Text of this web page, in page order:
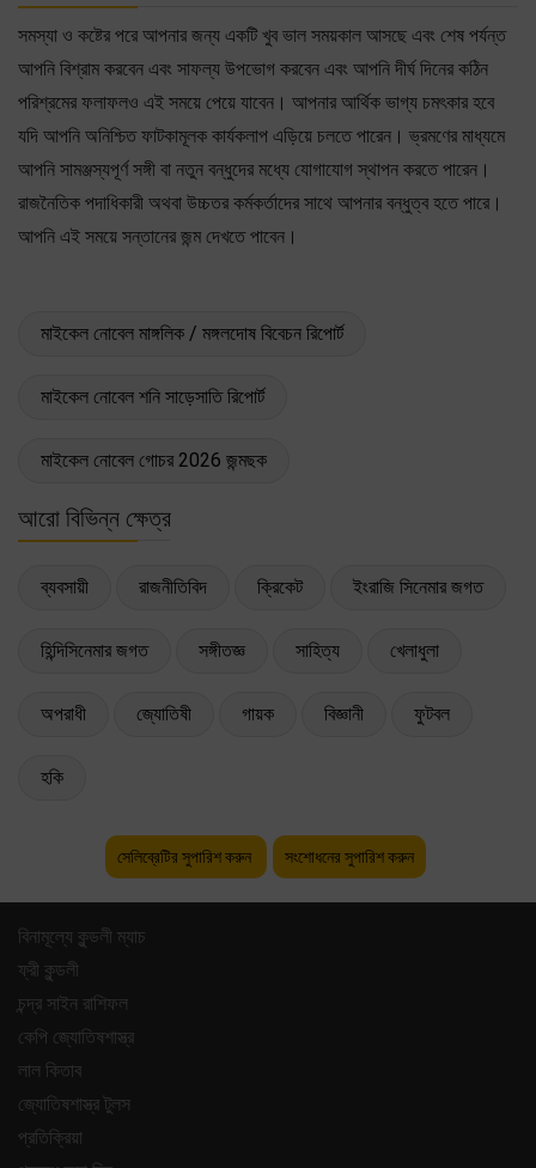
সমস্যা ও কষ্টের পরে আপনার জন্য একটি খুব ভাল সময়কাল আসছে এবং শেষ পর্যন্ত
আপনি বিশ্রাম করবেন এবং সাফল্য উপভোগ করবেন এবং আপনি দীর্ঘ দিনের কঠিন
পরিশ্রমের ফলাফলও এই সময়ে পেয়ে যাবেন। আপনার আর্থিক ভাগ্য চমৎকার হবে
যদি আপনি অনিশ্চিত ফাটকামূলক কার্যকলাপ এড়িয়ে চলতে পারেন। ভ্রমণের মাধ্যমে
আপনি সামঞ্জস্যপূর্ণ সঙ্গী বা নতুন বন্ধুদের মধ্যে যোগাযোগ স্থাপন করতে পারেন।
রাজনৈতিক পদাধিকারী অথবা উচ্চতর কর্মকর্তাদের সাথে আপনার বন্ধুত্ব হতে পারে।
আপনি এই সময়ে সন্তানের জন্ম দেখতে পাবেন।
মাইকেল নোবেল মাঙ্গলিক / মঙ্গলদোষ বিবেচন রিপোর্ট
মাইকেল নোবেল শনি সাড়েসাতি রিপোর্ট
মাইকেল নোবেল গোচর 2026 জন্মছক
আরো বিভিন্ন ক্ষেত্র
ব্যবসায়ী রাজনীতিবিদ ক্রিকেট ইংরাজি সিনেমার জগত
হিন্দিসিনেমার জগত সঙ্গীতজ্ঞ সাহিত্য খেলাধুলা
অপরাধী জ্যোতিষী গায়ক বিজ্ঞানী ফুটবল
হকি
সেলিব্রেটির সুপারিশ করুন সংশোধনের সুপারিশ করুন
বিনামূল্যে কুন্ডলী ম্যাচ
ফ্রী কুন্ডলী
চন্দ্র সাইন রাশিফল
কেপি জ্যোতিষশাস্ত্র
লাল কিতাব
জ্যোতিষশাস্ত্র টুলস
প্রতিক্রিয়া